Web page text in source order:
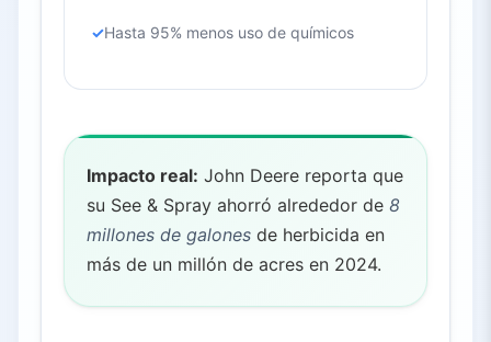
Hasta 95% menos uso de químicos
Impacto real: John Deere reporta que
su See & Spray ahorró alrededor de 8
millones de galones de herbicida en
más de un millón de acres en 2024.